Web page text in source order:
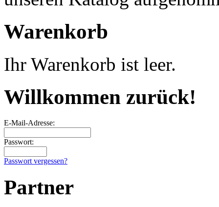
Warenkorb
Ihr Warenkorb ist leer.
Willkommen zurück!
E-Mail-Adresse:
Passwort:
Passwort vergessen?
Partner